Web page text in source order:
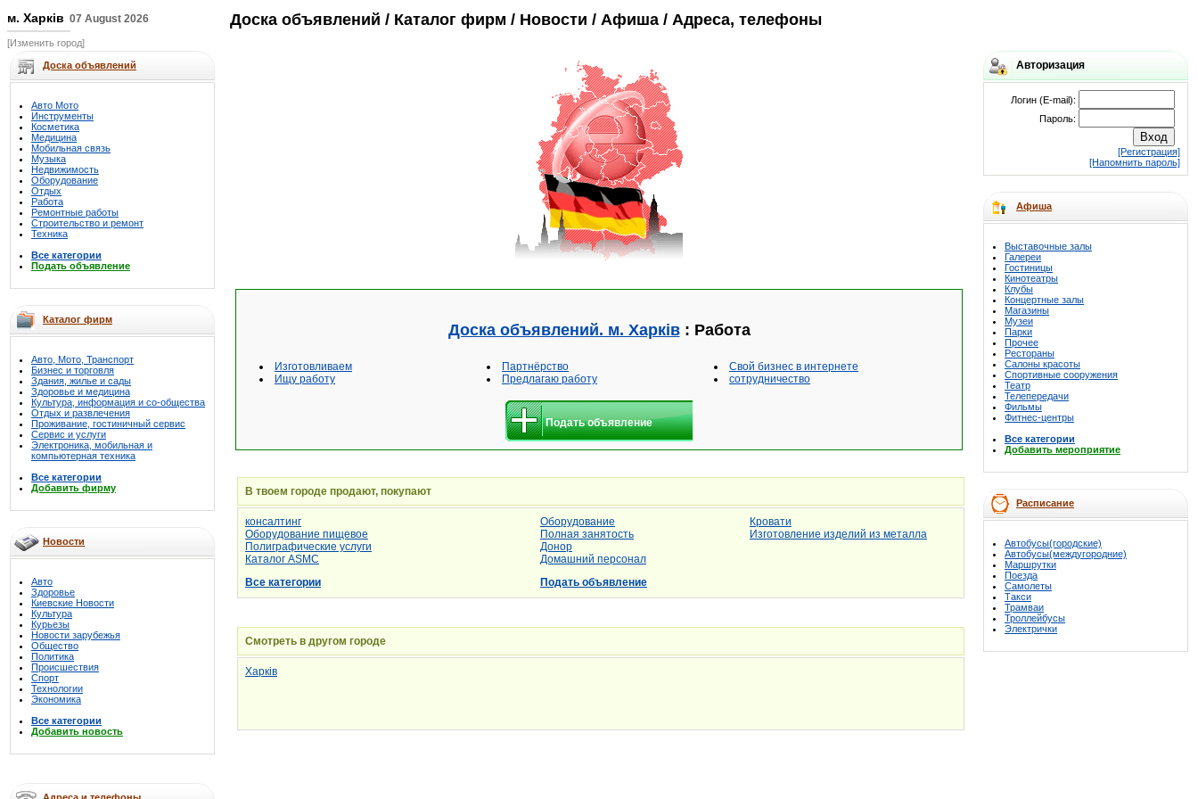
м. Харків 07 August 2026
[Изменить город]
Доска объявлений / Каталог фирм / Новости / Афиша / Адреса, телефоны
Доска объявлений
Авто Мото
Инструменты
Косметика
Медицина
Мобильная связь
Музыка
Недвижимость
Оборудование
Отдых
Работа
Ремонтные работы
Строительство и ремонт
Техника
Все категории
Подать объявление
Каталог фирм
Авто, Мото, Транспорт
Бизнес и торговля
Здания, жилье и сады
Здоровье и медицина
Культура, информация и со-общества
Отдых и развлечения
Проживание, гостиничный сервис
Сервис и услуги
Электроника, мобильная и
компьютерная техника
Все категории
Добавить фирму
Новости
Авто
Здоровье
Киевские Новости
Культура
Курьезы
Новости зарубежья
Общество
Политика
Происшествия
Спорт
Технологии
Экономика
Все категории
Добавить новость
Доска объявлений. м. Харків: Работа
Изготовливаем
Ищу работу
Партнёрство
Предлагаю работу
Свой бизнес в интернете
сотрудничество
Подать объявление
В твоем городе продают, покупают
консалтинг
Оборудование пищевое
Полиграфические услуги
Каталог ASMC
Оборудование
Полная занятость
Донор
Домашний персонал
Кровати
Изготовление изделий из металла
Все категории Подать объявление
Смотреть в другом городе
Харків
Авторизация
Логин (E-mail):
Пароль:
[Регистрация]
[Напомнить пароль]
Афиша
Выставочные залы
Галереи
Гостиницы
Кинотеатры
Клубы
Концертные залы
Магазины
Музеи
Парки
Прочее
Рестораны
Салоны красоты
Спортивные сооружения
Театр
Телепередачи
Фильмы
Фитнес-центры
Все категории
Добавить мероприятие
Расписание
Автобусы(городские)
Автобусы(междугородние)
Маршрутки
Поезда
Самолеты
Такси
Трамваи
Троллейбусы
Электрички